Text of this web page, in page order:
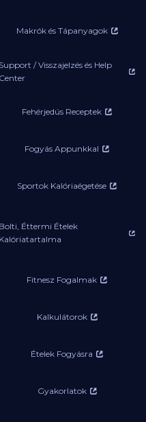
Makrók és Tápanyagok
Support / Visszajelzés és Help
Center
Fehérjedús Receptek
Fogyás Appunkkal
Sportok Kalóriaégetése
Bolti, Éttermi Ételek
Kalóriatartalma
Fitnesz Fogalmak
Kalkulátorok
Ételek Fogyásra
Gyakorlatok